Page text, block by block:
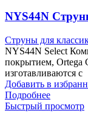
NYS44N
Струны для
NYS44N Select
покрытием, Ortega
изготавливаются с
Добавить в
Подробнее
Быстрый просмотр